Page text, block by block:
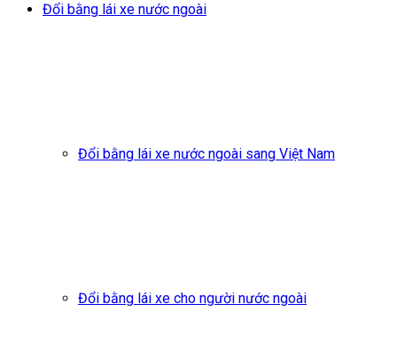
Đổi bằng lái xe nước ngoài
Đổi bằng lái xe nước ngoài sang Việt Nam
Đổi bằng lái xe cho người nước ngoài